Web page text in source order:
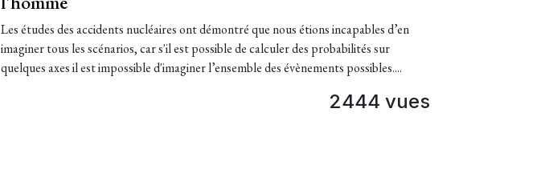
Les études des accidents nucléaires ont démontré que nous étions incapables d’en
imaginer tous les scénarios, car s'il est possible de calculer des probabilités sur
quelques axes il est impossible d'imaginer l’ensemble des évènements possibles....
2444 vues